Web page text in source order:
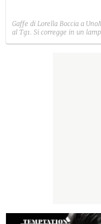
Gaffe di Lorella Boccia a
al Tg1. Si corregge in un